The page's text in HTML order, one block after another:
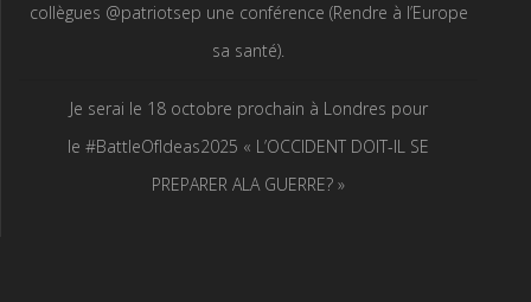
collègues @patriotsep une conférence (Rendre à l’Europe
sa santé).
Je serai le 18 octobre prochain à Londres pour
le #BattleOfIdeas2025 « L’OCCIDENT DOIT-IL SE
PREPARER ALA GUERRE? »